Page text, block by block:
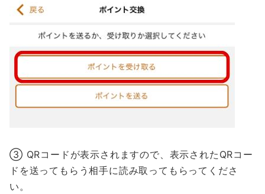
③ QRコードが表示されますので、表示されたQRコー
ドを送ってもらう相手に読み取ってもらってくださ
い。